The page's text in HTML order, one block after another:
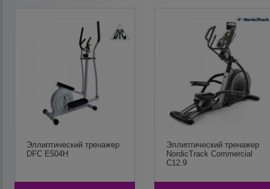
Эллиптический тренажер
DFC E504H
Эллиптический тренажер
NordicTrack Commercial
C12.9